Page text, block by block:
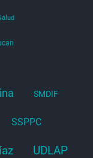
SMDIF
SSPPC
UDLAP